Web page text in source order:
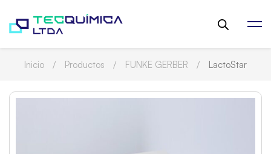
Inicio Productos FUNKE GERBER LactoStar